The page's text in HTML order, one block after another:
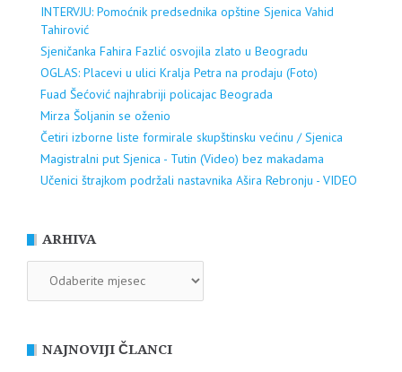
INTERVJU: Pomoćnik predsednika opštine Sjenica Vahid
Tahirović
Sjeničanka Fahira Fazlić osvojila zlato u Beogradu
OGLAS: Placevi u ulici Kralja Petra na prodaju (Foto)
Fuad Šećović najhrabriji policajac Beograda
Mirza Šoljanin se oženio
Četiri izborne liste formirale skupštinsku većinu / Sjenica
Magistralni put Sjenica - Tutin (Video) bez makadama
Učenici štrajkom podržali nastavnika Ašira Rebronju - VIDEO
ARHIVA
NAJNOVIJI ČLANCI